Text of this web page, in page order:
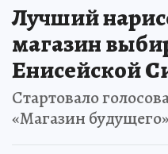
Лучший
магазин
Енисейской
Стартовало
«Магазин будущего»